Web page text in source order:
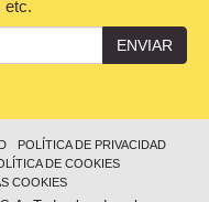
etc.
ENVIAR
POLÍTICA DE PRIVACIDAD
DE COOKIES
COOKIES